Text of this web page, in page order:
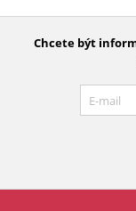
Chcete být